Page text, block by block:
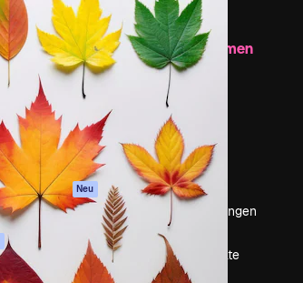
Loslegen
Academy
Dokumentation
Support
AGB
Datenschutzerklärung
Originale Neu
Cookie-Richtlinie
Vertrauenszentrum
Partner
Unternehmen
Unternehmen
Preise
Über uns
Reviews
Karriere
Suchtrends
Blog
Veranstaltungen
Slidesgo
Deine Inhalte
verkaufen